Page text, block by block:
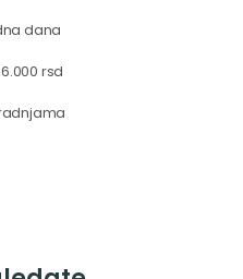
dana
rsd